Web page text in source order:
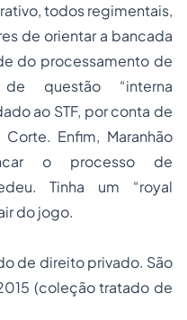
todos regimentais,
de orientar a bancada
do processamento de
de questão “interna
ao STF, por conta de
Enfim, Maranhão
o processo de
Tinha um “royal
do jogo.
de direito privado. São
(coleção tratado de